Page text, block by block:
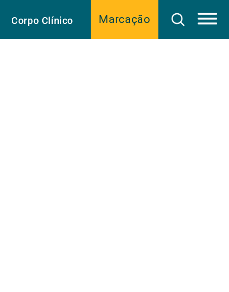
Marcação
Corpo Clínico